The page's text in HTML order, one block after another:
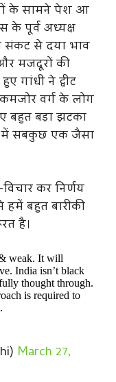
के सामने पेश आ
के पूर्व अध्यक्ष
संकट से दया भाव
मजदूरों की
गांधी ने ट्वीट
वर्ग के लोग
बहुत बड़ा झटका
में सबकुछ एक जैसा
कर निर्णय
बहुत बारीकी
है।
weak. It will
India isn’t black
thought through.
is required to
March 27,